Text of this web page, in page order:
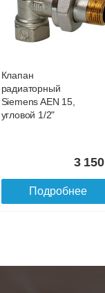
36 818
Подробнее
ITT.080.200.600 с
решеткой
GRILL.SGA-20-600
Подробнее
Конвектор
Клапан
радиаторный
Siemens AEN 15,
угловой 1/2"
3 150
Подробнее